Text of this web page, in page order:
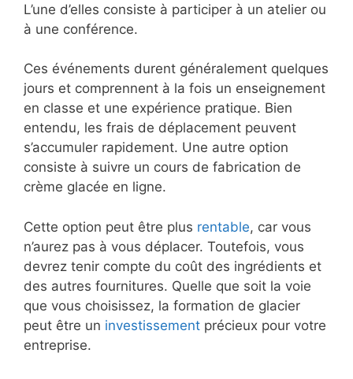
L’une d’elles consiste à participer à un atelier ou
à une conférence.
Ces événements durent généralement quelques
jours et comprennent à la fois un enseignement
en classe et une expérience pratique. Bien
entendu, les frais de déplacement peuvent
s’accumuler rapidement. Une autre option
consiste à suivre un cours de fabrication de
crème glacée en ligne.
Cette option peut être plus rentable, car vous
n’aurez pas à vous déplacer. Toutefois, vous
devrez tenir compte du coût des ingrédients et
des autres fournitures. Quelle que soit la voie
que vous choisissez, la formation de glacier
peut être un investissement précieux pour votre
entreprise.